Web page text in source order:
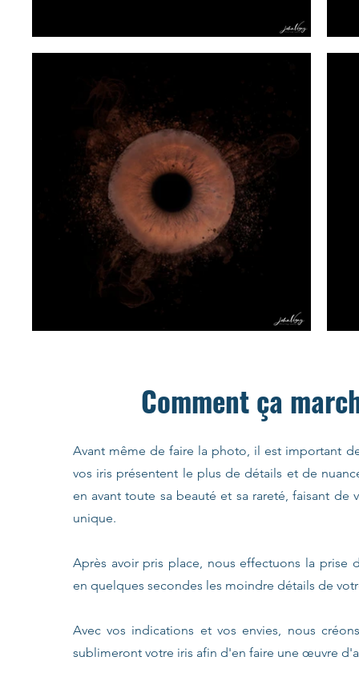
Comment ça
Avant même de faire la photo, il est important
vos iris présentent le plus de détails et de
en avant toute sa beauté et sa rareté, faisant de
unique.
Après avoir pris place, nous effectuons la prise
en quelques secondes les moindre détails de
Avec vos indications et vos envies, nous
sublimeront votre iris afin d'en faire une œuvre